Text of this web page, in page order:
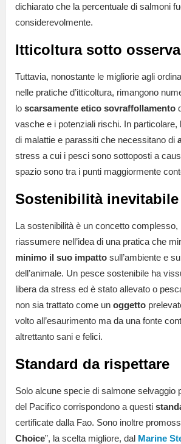
dichiarato che la percentuale di salmoni
considerevolmente.
Itticoltura sotto
Tuttavia, nonostante le migliorie agli
nelle pratiche d’itticoltura, rimangono
lo scarsamente etico sovraffollamento
vasche e i potenziali rischi. In particolare,
di malattie e parassiti che necessitano di
stress a cui i pesci sono sottoposti a
spazio sono tra i punti maggiormente
Sostenibilità inevitabile
La sostenibilità è un concetto complesso,
riassumere nell’idea di una pratica che
minimo il suo impatto sull’ambiente e
dell’animale. Un pesce sostenibile ha
libera da stress ed è stato allevato o
non sia trattato come un oggetto
volto all’esaurimento ma da una fonte
altrettanto sani e felici.
Standard da rispettare
Solo alcune specie di salmone selvaggio
del Pacifico corrispondono a questi
certificate dalla Fao. Sono inoltre
Choice”, la scelta migliore, dal Marine